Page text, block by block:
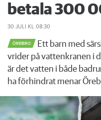
betala 300
30 JULI KL 08:30
ÖREBRO
Ett barn med
vrider på vattenkranen i
är det vatten i både
ha förhindrat menar